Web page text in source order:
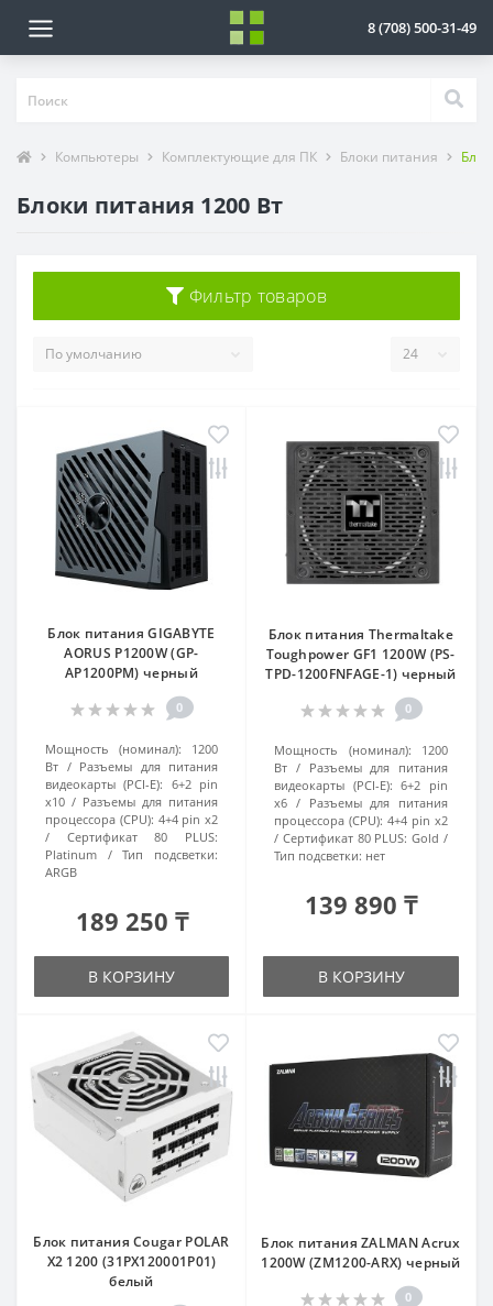
8 (708) 500-31-49
Компьютеры Комплектующие для ПК Блоки питания
Блоки питания 1200 Вт
Фильтр товаров
Блок питания GIGABYTE
AORUS P1200W (GP-
AP1200PM) черный
0
Мощность (номинал):
1200
Вт
Разъемы для питания
видеокарты (PCI-E): 6+2 pin
x10
Разъемы для питания
процессора (CPU): 4+4 pin x2
Сертификат 80 PLUS:
Platinum
Тип подсветки:
ARGB
189 250 ₸
В КОРЗИНУ
Блок питания Thermaltake
Toughpower GF1 1200W (PS-
TPD-1200FNFAGE-1) черный
0
Мощность (номинал):
1200
Вт
Разъемы для питания
видеокарты (PCI-E): 6+2 pin
x6
Разъемы для питания
процессора (CPU): 4+4 pin x2
Сертификат 80 PLUS: Gold
Тип подсветки: нет
139 890 ₸
В КОРЗИНУ
Блок питания Cougar POLAR
X2 1200 (31PX120001P01)
белый
Блок питания ZALMAN Acrux
1200W (ZM1200-ARX) черный
0